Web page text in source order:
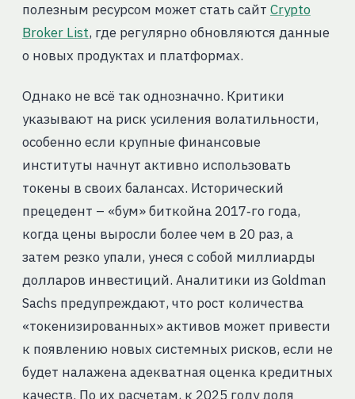
полезным ресурсом может стать сайт Crypto
Broker List, где регулярно обновляются данные
о новых продуктах и платформах.
Однако не всё так однозначно. Критики
указывают на риск усиления волатильности,
особенно если крупные финансовые
институты начнут активно использовать
токены в своих балансах. Исторический
прецедент – «бум» биткойна 2017‑го года,
когда цены выросли более чем в 20 раз, а
затем резко упали, унеся с собой миллиарды
долларов инвестиций. Аналитики из Goldman
Sachs предупреждают, что рост количества
«токенизированных» активов может привести
к появлению новых системных рисков, если не
будет налажена адекватная оценка кредитных
качеств. По их расчетам, к 2025 году доля